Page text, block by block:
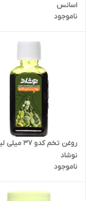
اسانس
ناموجود
روغن تخم کدو 37
نوشاد
ناموجود